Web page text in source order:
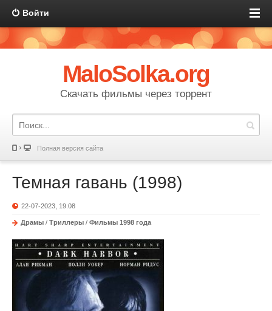
Войти
MaloSolka.org
Скачать фильмы через торрент
Полная версия сайта
Темная гавань (1998)
22-07-2023, 19:08
Драмы / Триллеры / Фильмы 1998 года